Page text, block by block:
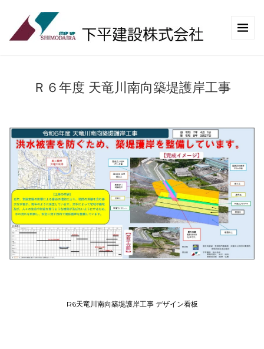
Ｒ６年度 天竜川南向築堤護岸工事
R6天竜川南向築堤護岸工事 デザイン看板